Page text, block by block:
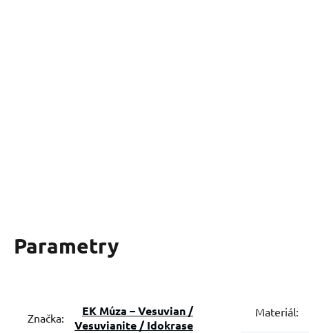
Parametry
Značka:
EK Múza – Vesuvian /
Vesuvianite / Idokrase
Materiál: